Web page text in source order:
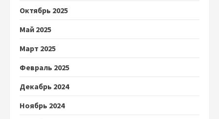
Октябрь 2025
Май 2025
Март 2025
Февраль 2025
Декабрь 2024
Ноябрь 2024